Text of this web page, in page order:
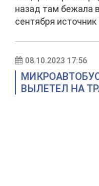
назад там бежала
сентября источник
08.10.2023 17:56
ВЫЛЕТЕЛ НА